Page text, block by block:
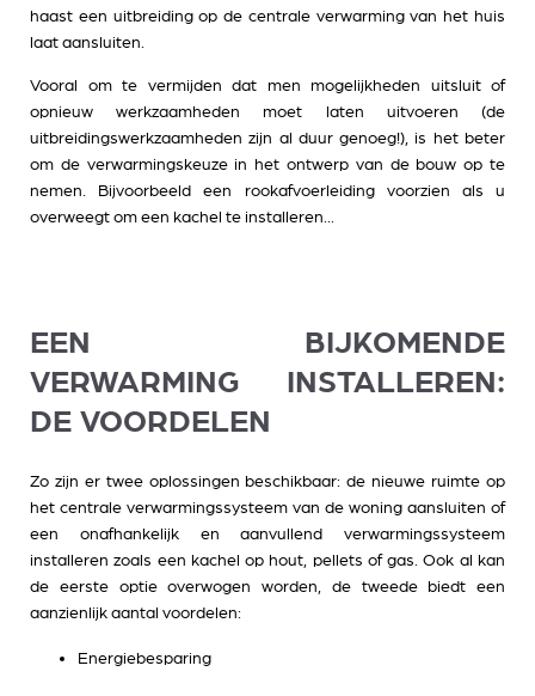
haast een uitbreiding op de centrale verwarming van het huis
laat aansluiten.
Vooral om te vermijden dat men mogelijkheden uitsluit of
opnieuw werkzaamheden moet laten uitvoeren (de
uitbreidingswerkzaamheden zijn al duur genoeg!), is het beter
om de verwarmingskeuze in het ontwerp van de bouw op te
nemen. Bijvoorbeeld een rookafvoerleiding voorzien als u
overweegt om een kachel te installeren...
EEN BIJKOMENDE
VERWARMING INSTALLEREN:
DE VOORDELEN
Zo zijn er twee oplossingen beschikbaar: de nieuwe ruimte op
het centrale verwarmingssysteem van de woning aansluiten of
een onafhankelijk en aanvullend verwarmingssysteem
installeren zoals een kachel op hout, pellets of gas. Ook al kan
de eerste optie overwogen worden, de tweede biedt een
aanzienlijk aantal voordelen:
Energiebesparing